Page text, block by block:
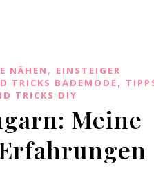
NÄHEN , EINSTEIGER
TRICKS BADEMODE,
TRICKS DIY
Meine